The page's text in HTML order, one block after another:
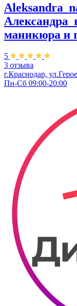
маникюра и
5
3 отзыва
г.Краснодар,
Пн-Сб 09:00-20:00